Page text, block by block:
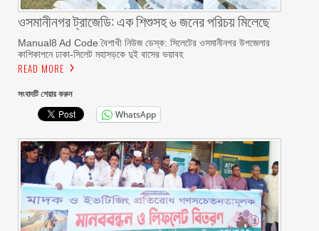
ওসমানীনগর ট্রাজেডি: এক শিশুসহ ৬ জনের পরিচয় মিলেছে
Manual8 Ad Code বৈশাখী নিউজ ডেস্ক: সিলেটের ওসমানীনগর উপজেলার
কাশিকাপনে ঢাকা-সিলেট মহাসড়কে দুই বাসের ভয়াবহ
READ MORE
সংবাদটি শেয়ার করুন
WhatsApp